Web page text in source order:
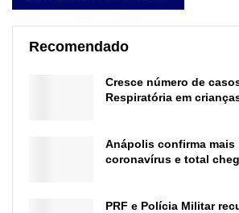
Recomendado
Cresce número de
Respiratória em
Anápolis confirma mais
coronavírus e total
PRF e Polícia Militar